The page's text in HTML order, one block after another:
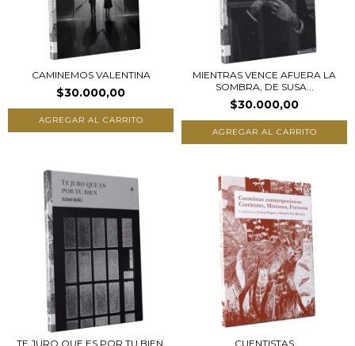
CAMINEMOS VALENTINA
$30.000,00
MIENTRAS VENCE AFUERA LA
SOMBRA, DE SUSA...
$30.000,00
TE JURO QUE ES POR TU BIEN,
CUENTISTAS